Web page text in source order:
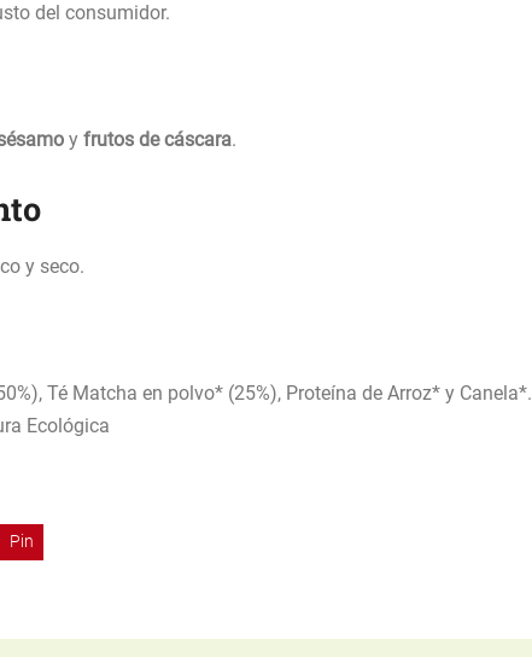
del consumidor.
y frutos de cáscara.
y seco.
Té Matcha en polvo* (25%), Proteína de Arroz* y Canela*.
Ecológica
Pin